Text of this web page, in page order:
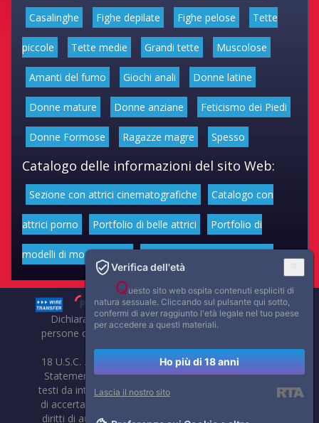
Casalinghe Fighe depilate Fighe pelose Tette
piccole Tette medie Grandi tette Muscolose
Amanti del fumo Giochi anali Donne latine
Donne mature Donne anziane Feticismo dei Piedi
Donne Formose Ragazze magre Spesso
Catalogo delle informazioni del sito Web:
Sezione con attrici cinematografiche Catalogo con
attrici porno Portfolio di belle attrici Portfolio di
modelli di moda volgari Affascinanti star dello sport
Dichiarazione di non responsabilità: tutti i membri e le
persone che compaiono su questo sito hanno almeno 18
anni.
18 U.S.C. 2257 Record-Keeping Requirements Compliance
Statement. Affaritaliani, prima di pubblicare foto, video o
testi da internet, compie tutte le opportune verifiche al fine
di accertarne il libero regime di circolazione e non violare i
diritti di autore o altri diritti esclusivi di terzi. Per segnalare
Verifica dell'età
Questo sito web ospita contenuti espliciti di
natura sessuale. Cliccando sul pulsante qui sotto,
confermi di aver raggiunto l'età legale nel tuo paese
per accedere a questi materiali.
Ho più di 18 anni
Lascia il nostro sito